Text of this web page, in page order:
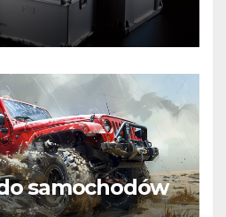
samochodów